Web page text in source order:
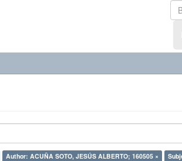
Author: ACUÑA SOTO, JESÚS ALBERTO; 160505 ×